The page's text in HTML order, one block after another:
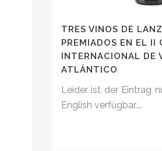
TRES VINOS DE
PREMIADOS EN EL II
INTERNACIONAL DE
ATLÁNTICO
Leider ist der Eintrag
English verfügbar....